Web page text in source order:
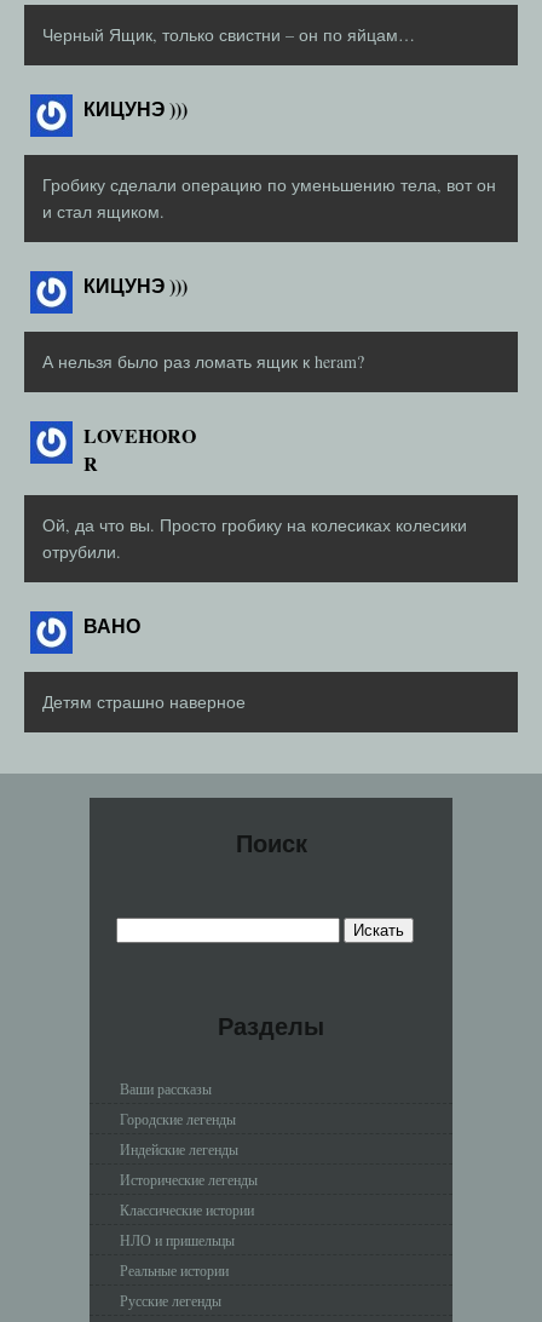
Черный Ящик, только свистни – он по яйцам…
КИЦУНЭ )))
Гробику сделали операцию по уменьшению тела, вот он
и стал ящиком.
КИЦУНЭ )))
А нельзя было раз ломать ящик к heram?
LOVEHORO
R
Ой, да что вы. Просто гробику на колесиках колесики
отрубили.
ВАНО
Детям страшно наверное
Поиск
Разделы
Ваши рассказы
Городские легенды
Индейские легенды
Исторические легенды
Классические истории
НЛО и пришельцы
Реальные истории
Русские легенды